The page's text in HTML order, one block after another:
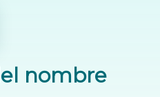
nombre